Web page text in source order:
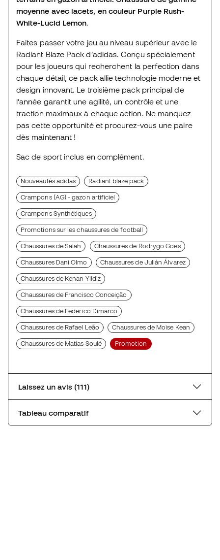
moyenne avec lacets, en couleur Purple Rush-
White-Lucid Lemon.
Faites passer votre jeu au niveau supérieur avec le
Radiant Blaze Pack d’adidas. Conçu spécialement
pour les joueurs qui recherchent la perfection dans
chaque détail, ce pack allie technologie moderne et
design innovant. Le troisième pack principal de
l’année garantit une agilité, un contrôle et une
traction maximaux à chaque action. Ne manquez
pas cette opportunité et procurez-vous une paire
dès maintenant !
Sac de sport inclus en complément.
Nouveautés adidas Radiant blaze pack
Crampons (AG) - gazon artificiel
Crampons Synthétiques
Promotions sur les chaussures de football
Chaussures de Salah Chaussures de Rodrygo Goes
Chaussures Dani Olmo Chaussures de Julián Álvarez
Chaussures de Kenan Yildiz
Chaussures de Francisco Conceição
Chaussures de Federico Dimarco
Chaussures de Rafael Leão Chaussures de Moise Kean
Chaussures de Matias Soulé Promotion
Laissez un avis (111)
Tableau comparatif